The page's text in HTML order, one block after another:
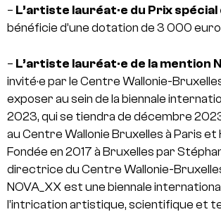
– L’artiste lauréat·e du Prix
bénéficie d’une dotation de 3 000
– L’artiste lauréat·e de la mention
invité·e par le Centre Wallonie-
exposer au sein de la biennale
2023, qui se tiendra de décembre
au Centre Wallonie Bruxelles à Paris
Fondée en 2017 à Bruxelles par
directrice du Centre Wallonie-
NOVA_XX est une biennale
l’intrication artistique, scientifique et